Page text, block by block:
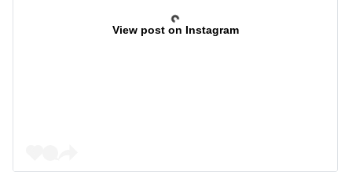
View post on Instagram